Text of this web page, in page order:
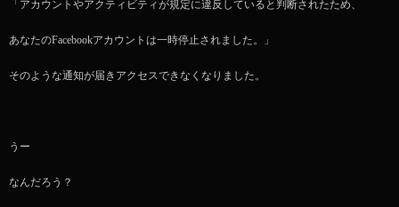
「アカウントやアクティビティが規定に違反していると判断されたため、
あなたのFacebookアカウントは一時停止されました。」
そのような通知が届きアクセスできなくなりました。
うー
なんだろう？